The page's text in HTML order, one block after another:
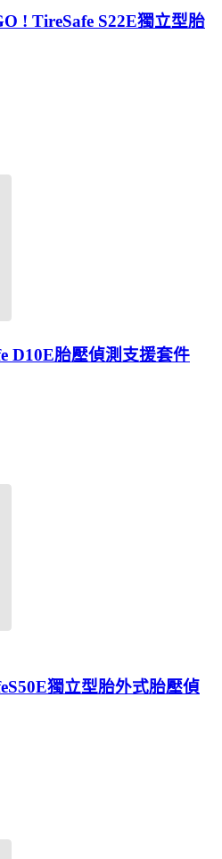
! TireSafe S22E獨立型胎
D10E胎壓偵測支援套件
獨立型胎外式胎壓偵